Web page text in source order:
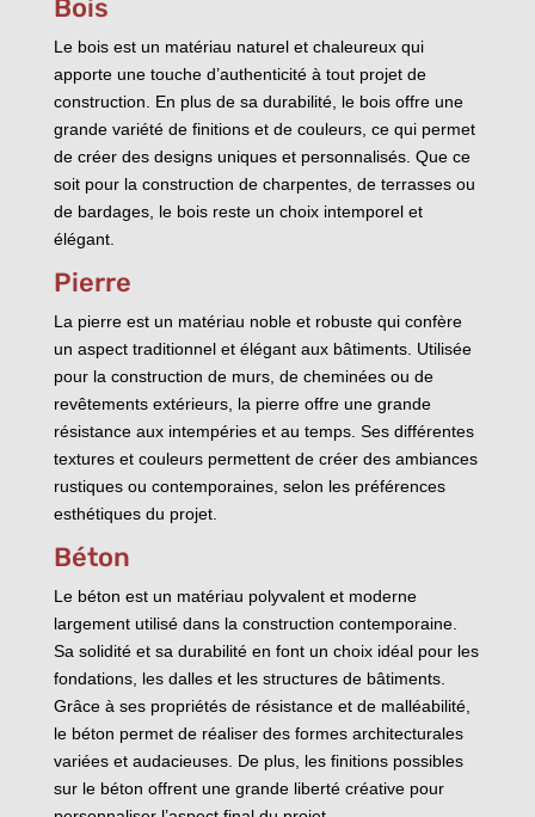
Bois
Le bois est un matériau naturel et chaleureux qui
apporte une touche d’authenticité à tout projet de
construction. En plus de sa durabilité, le bois offre une
grande variété de finitions et de couleurs, ce qui permet
de créer des designs uniques et personnalisés. Que ce
soit pour la construction de charpentes, de terrasses ou
de bardages, le bois reste un choix intemporel et
élégant.
Pierre
La pierre est un matériau noble et robuste qui confère
un aspect traditionnel et élégant aux bâtiments. Utilisée
pour la construction de murs, de cheminées ou de
revêtements extérieurs, la pierre offre une grande
résistance aux intempéries et au temps. Ses différentes
textures et couleurs permettent de créer des ambiances
rustiques ou contemporaines, selon les préférences
esthétiques du projet.
Béton
Le béton est un matériau polyvalent et moderne
largement utilisé dans la construction contemporaine.
Sa solidité et sa durabilité en font un choix idéal pour les
fondations, les dalles et les structures de bâtiments.
Grâce à ses propriétés de résistance et de malléabilité,
le béton permet de réaliser des formes architecturales
variées et audacieuses. De plus, les finitions possibles
sur le béton offrent une grande liberté créative pour